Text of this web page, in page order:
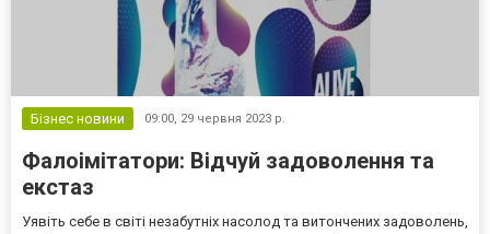
Бізнес новини 09:00, 29 червня 2023 р.
Фалоімітатори: Відчуй задоволення та
екстаз
Уявіть себе в світі незабутніх насолод та витончених задоволень,